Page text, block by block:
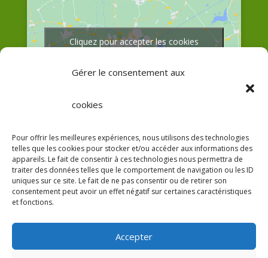
Gérer le consentement aux
cookies
Pour offrir les meilleures expériences, nous utilisons des technologies
telles que les cookies pour stocker et/ou accéder aux informations des
appareils. Le fait de consentir à ces technologies nous permettra de
traiter des données telles que le comportement de navigation ou les ID
uniques sur ce site. Le fait de ne pas consentir ou de retirer son
consentement peut avoir un effet négatif sur certaines caractéristiques
et fonctions.
Accepter
Cliquez pour accepter les cookies
Afficher une carte plus grande